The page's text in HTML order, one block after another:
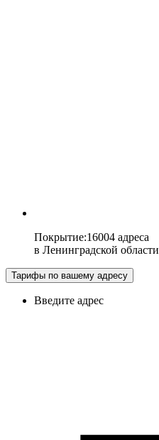
Покрытие:16004 адреса
в Ленинградской области
Тарифы по вашему адресу
Введите адрес